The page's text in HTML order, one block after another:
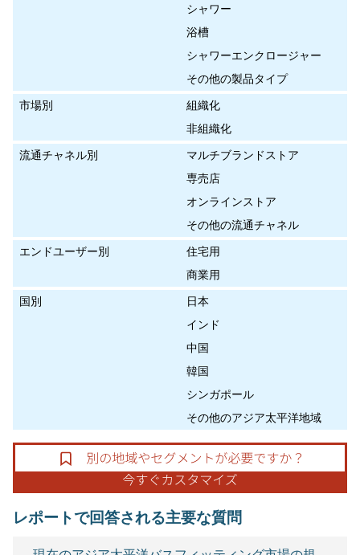
シャワー
浴槽
シャワーエンクロージャー
その他の製品タイプ
市場別
組織化
非組織化
流通チャネル別
マルチブランドストア
専売店
オンラインストア
その他の流通チャネル
エンドユーザー別
住宅用
商業用
国別
日本
インド
中国
韓国
シンガポール
その他のアジア太平洋地域
レポートで回答される主要な質問